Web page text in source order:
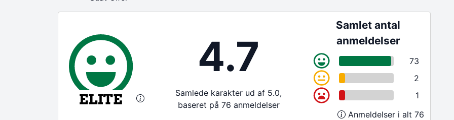
4.7
Samlede karakter ud af 5.0,
baseret på 76 anmeldelser
Samlet antal
anmeldelser
73
2
1
Anmeldelser i alt 76